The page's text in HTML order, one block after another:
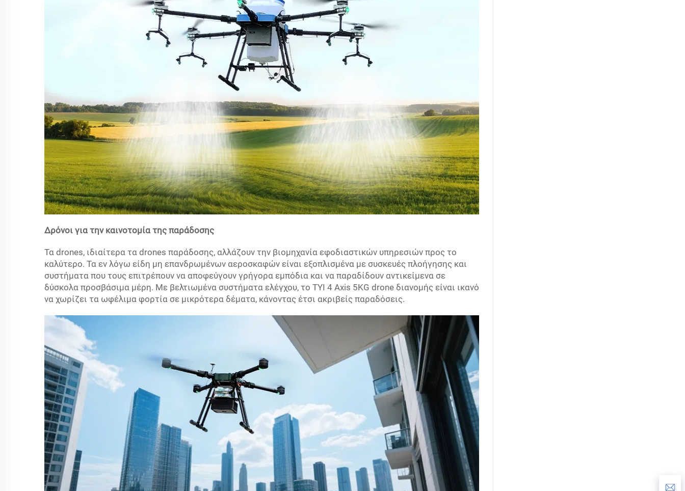
Δρόνοι για την καινοτομία της παράδοσης
Τα drones, ιδιαίτερα τα drones παράδοσης, αλλάζουν την βιομηχανία εφοδιαστικών υπηρεσιών προς το
καλύτερο. Τα εν λόγω είδη μη επανδρωμένων αεροσκαφών είναι εξοπλισμένα με συσκευές πλοήγησης και
συστήματα που τους επιτρέπουν να αποφεύγουν γρήγορα εμπόδια και να παραδίδουν αντικείμενα σε
δύσκολα προσβάσιμα μέρη. Με βελτιωμένα συστήματα ελέγχου, το TYI 4 Axis 5KG drone διανομής είναι ικανό
να χωρίζει τα ωφέλιμα φορτία σε μικρότερα δέματα, κάνοντας έτσι ακριβείς παραδόσεις.